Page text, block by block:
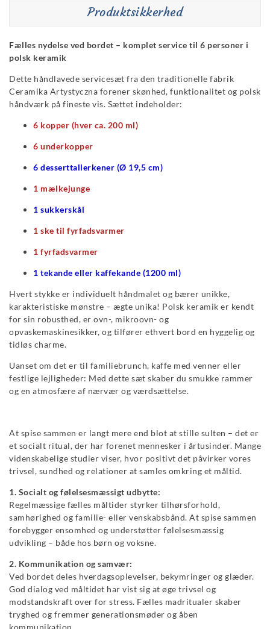
Produktsikkerhed
Fælles nydelse ved bordet – komplet service til 6 personer i
polsk keramik
Dette håndlavede servicesæt fra den traditionelle fabrik
Ceramika Artystyczna forener skønhed, funktionalitet og polsk
håndværk på fineste vis. Sættet indeholder:
6 kopper (hver ca. 200 ml)
6 underkopper
6 desserttallerkener (Ø 19,5 cm)
1 mælkejunge
1 sukkerskål
1 ske til fyrfadsvarmer
1 fyrfadsvarmer
1 tekande eller kaffekande (1200 ml)
Hvert stykke er individuelt håndmalet og bærer unikke,
karakteristiske mønstre – ægte unika! Polsk keramik er kendt
for sin robusthed, er ovn-, mikroovn- og
opvaskemaskinesikker, og tilfører ethvert bord en hyggelig og
tidløs charme.
Uanset om det er til familiebrunch, kaffe med venner eller
festlige lejligheder: Med dette sæt skaber du smukke rammer
og en atmosfære af nærvær og værdsættelse.
At spise sammen er langt mere end blot at stille sulten – det er
et socialt ritual, der har forenet mennesker i årtusinder. Mange
videnskabelige studier viser, hvor positivt det påvirker vores
trivsel, sundhed og relationer at samles omkring et måltid.
1. Socialt og følelsesmæssigt udbytte:
Regelmæssige fælles måltider styrker tilhørsforhold,
samhørighed og familie- eller venskabsbånd. At spise sammen
forebygger ensomhed og understøtter følelsesmæssig
udvikling – både hos børn og voksne.
2. Kommunikation og samvær:
Ved bordet deles hverdagsoplevelser, bekymringer og glæder.
God dialog ved måltidet har vist sig at øge trivsel og
modstandskraft over for stress. Fælles madritualer skaber
tryghed og fremmer generationsmøder og åben